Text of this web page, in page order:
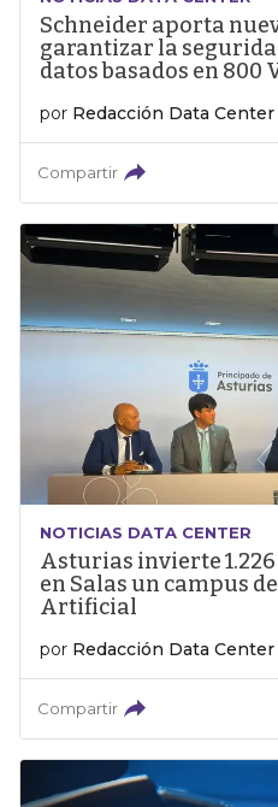
Schneider aporta
garantizar la
datos basados en 800
por Redacción Data
Compartir
NOTICIAS DATA CENTER
Asturias invierte
en Salas un campus
Artificial
por Redacción Data
Compartir